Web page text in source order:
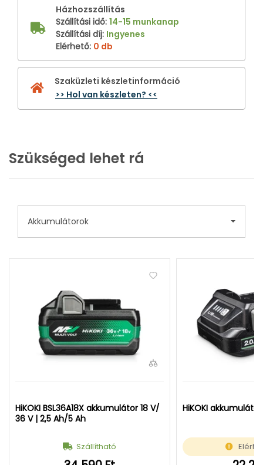
Házhozszállítás
Szállítási idő: 14-15 munkanap
Szállítási díj: Ingyenes
Elérhető: 0 db
Szaküzleti készletinformáció
>> Hol van készleten? <<
Szükséged lehet rá
Akkumulátorok
HiKOKI BSL36A18X akkumulátor 18 V/
36 V | 2,5 Ah/5 Ah
Szállítható
HiKOKI akkumulátor